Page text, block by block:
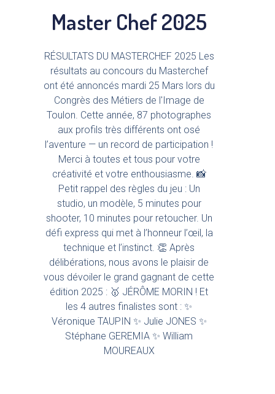
Master Chef 2025
RÉSULTATS DU MASTERCHEF 2025 Les
résultats au concours du Masterchef
ont été annoncés mardi 25 Mars lors du
Congrès des Métiers de l'Image de
Toulon. Cette année, 87 photographes
aux profils très différents ont osé
l’aventure — un record de participation !
Merci à toutes et tous pour votre
créativité et votre enthousiasme. 📸
Petit rappel des règles du jeu : Un
studio, un modèle, 5 minutes pour
shooter, 10 minutes pour retoucher. Un
défi express qui met à l’honneur l’œil, la
technique et l’instinct. 👏 Après
délibérations, nous avons le plaisir de
vous dévoiler le grand gagnant de cette
édition 2025 : 🥇 JÉRÔME MORIN ! Et
les 4 autres finalistes sont : ✨
Véronique TAUPIN ✨ Julie JONES ✨
Stéphane GEREMIA ✨ William
MOUREAUX